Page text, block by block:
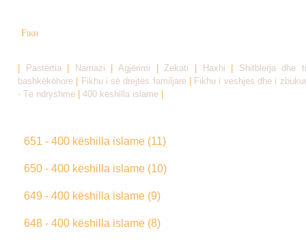
Fikh
Pastërtia| Namazi |Agjërimi |Zekati Haxhi
Shitblerja dhe
bashkëkohore
Fikhu i së drejtës familjare|
Fikhu i veshjes dhe i
- Të ndryshme
400 këshilla islame
651 - 400 këshilla islame (11)
650 - 400 këshilla islame (10)
649 - 400 këshilla islame (9)
648 - 400 këshilla islame (8)